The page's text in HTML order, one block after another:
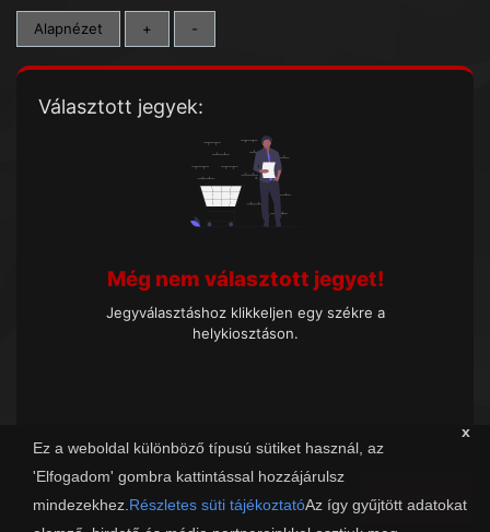
x
Ez a weboldal különböző típusú sütiket használ, az
'Elfogadom' gombra kattintással hozzájárulsz
mindezekhez. Részletes süti tájékoztatóAz így gyűjtött adatokat
Alapnézet + -
Választott jegyek:
Még nem választott jegyet!
Jegyválasztáshoz klikkeljen egy székre a
helykiosztáson.
Tovább